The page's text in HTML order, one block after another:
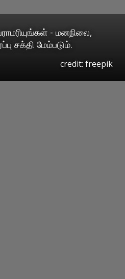
- மனநிலை,
சக்தி மேம்படும்.
credit: freepik